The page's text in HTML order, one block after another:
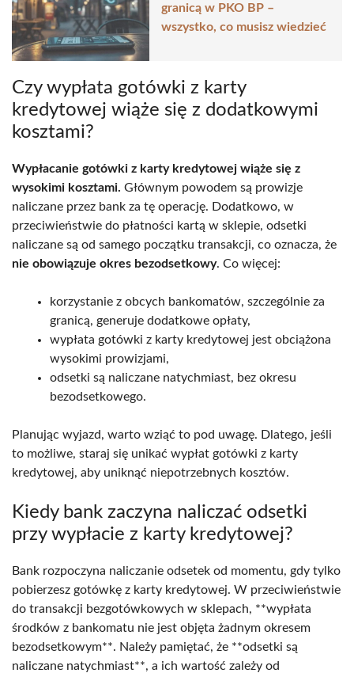
granicą w PKO BP –
wszystko, co musisz wiedzieć
Czy wypłata gotówki z karty
kredytowej wiąże się z dodatkowymi
kosztami?
Wypłacanie gotówki z karty kredytowej wiąże się z
wysokimi kosztami. Głównym powodem są prowizje
naliczane przez bank za tę operację. Dodatkowo, w
przeciwieństwie do płatności kartą w sklepie, odsetki
naliczane są od samego początku transakcji, co oznacza, że
nie obowiązuje okres bezodsetkowy. Co więcej:
korzystanie z obcych bankomatów, szczególnie za
granicą, generuje dodatkowe opłaty,
wypłata gotówki z karty kredytowej jest obciążona
wysokimi prowizjami,
odsetki są naliczane natychmiast, bez okresu
bezodsetkowego.
Planując wyjazd, warto wziąć to pod uwagę. Dlatego, jeśli
to możliwe, staraj się unikać wypłat gotówki z karty
kredytowej, aby uniknąć niepotrzebnych kosztów.
Kiedy bank zaczyna naliczać odsetki
przy wypłacie z karty kredytowej?
Bank rozpoczyna naliczanie odsetek od momentu, gdy tylko
pobierzesz gotówkę z karty kredytowej. W przeciwieństwie
do transakcji bezgotówkowych w sklepach, **wypłata
środków z bankomatu nie jest objęta żadnym okresem
bezodsetkowym**. Należy pamiętać, że **odsetki są
naliczane natychmiast**, a ich wartość zależy od